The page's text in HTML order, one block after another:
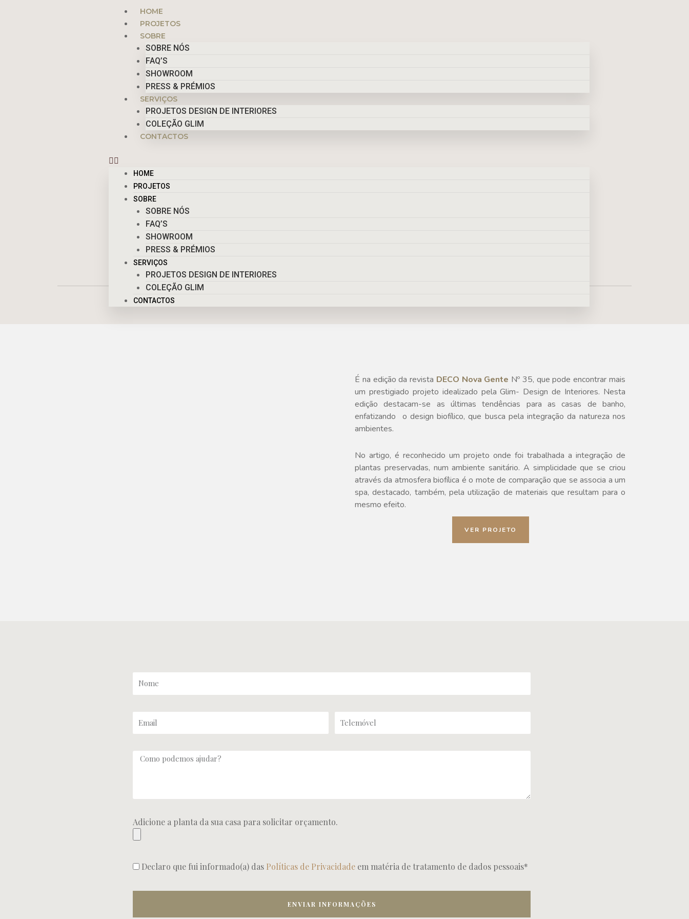
HOME
PROJETOS
SOBRE
SOBRE NÓS
FAQ’S
SHOWROOM
PRESS & PRÉMIOS
SERVIÇOS
PROJETOS DESIGN DE INTERIORES
COLEÇÃO GLIM
CONTACTOS
Menu
HOME
PROJETOS
SOBRE
SOBRE NÓS
FAQ’S
SHOWROOM
PRESS & PRÉMIOS
SERVIÇOS
PROJETOS DESIGN DE INTERIORES
COLEÇÃO GLIM
CONTACTOS
É na edição da revista DECO Nova Gente Nº 35, que pode encontrar mais
um prestigiado projeto idealizado pela Glim- Design de Interiores. Nesta
edição destacam-se as últimas tendências para as casas de banho,
enfatizando o design biofílico, que busca pela integração da natureza nos
ambientes.
No artigo, é reconhecido um projeto onde foi trabalhada a integração de
plantas preservadas, num ambiente sanitário. A simplicidade que se criou
através da atmosfera biofílica é o mote de comparação que seassocia aum
spa, destacado, também, pela utilização de materiais que resultam para o
mesmo efeito.
VER PROJETO
Adicione a planta da sua casa para solicitar orçamento.
Declaro que fui informado(a) das Políticas de Privacidade em matéria de tratamento de dados pessoais*
ENVIAR INFORMAÇÕES